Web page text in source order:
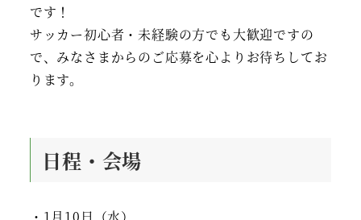
です！
サッカー初心者・未経験の方でも大歓迎ですの
で、みなさまからのご応募を心よりお待ちしてお
ります。
日程・会場